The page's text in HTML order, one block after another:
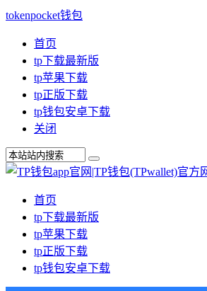
tokenpocket钱包
首页
tp下载最新版
tp苹果下载
tp正版下载
tp钱包安卓下载
关闭
首页
tp下载最新版
tp苹果下载
tp正版下载
tp钱包安卓下载